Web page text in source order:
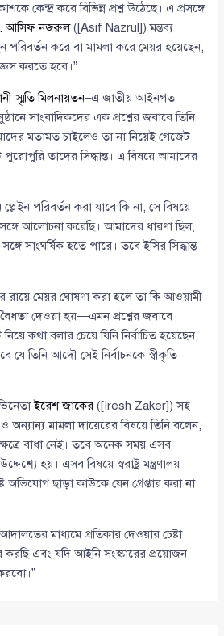
কেন্দ্র করে বিভিন্ন প্রশ্ন উঠেছে। এ প্রসঙ্গে
আসিফ নজরুল([Asif Nazrul]) মন্তব্য
পরিবর্তন করে বা মামলা করে মেয়র হয়েছেন,
করতে হবে।”
স্মৃতি মিলনায়তন–এ জাতীয় আইনগত
সাংবাদিকদের এক প্রশ্নের জবাবে তিনি
মতামত চাইলেও তা না নিয়েই গেজেট
তাদের সিদ্ধান্ত। এ বিষয়ে আমাদের
পরিবর্তন করা যাবে কি না, সে বিষয়ে
সঙ্গে আলোচনা করেছি। আমাদের ধারণা ছিল,
সাংঘর্ষিক হতে পারে। তবে ইসির সিদ্ধান্ত
রায়ে মেয়র ঘোষণা করা হলে তা কি আওয়ামী
দেওয়া হয়—এমন প্রশ্নের জবাবে
কথা বলার চেয়ে যিনি নির্বাচিত হয়েছেন,
যে তিনি আদৌ সেই নির্বাচনকে স্বীকৃতি
ইরেশ জাকের ([Iresh Zaker]) সহ
ও অন্যান্য মামলা দায়েরের বিষয়ে তিনি বলেন,
বাধা নেই। তবে অনেক সময় এসব
হয়। এসব বিষয়ে স্বরাষ্ট্র মন্ত্রণালয়
অভিযোগ ছাড়া কাউকে যেন গ্রেপ্তার করা না
মাধ্যমে প্রতিকার দেওয়ার চেষ্টা
করছি এবং যদি আইনি সংস্কারের প্রয়োজন